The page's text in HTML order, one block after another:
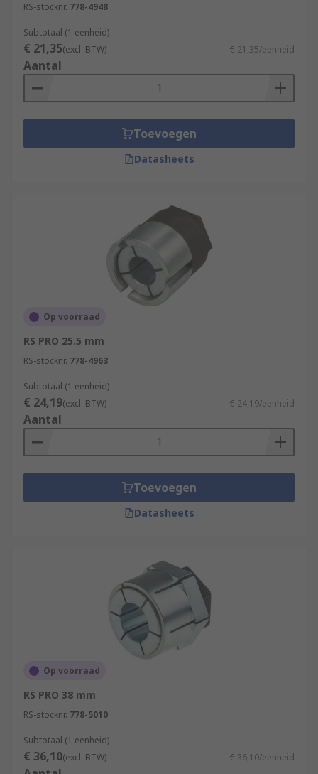
RS-stocknr. 778-4948
Subtotaal (1 eenheid)
€ 21,35(excl. BTW) € 21,35/eenheid
Aantal
Toevoegen
Datasheets
Op voorraad
RS PRO 25.5 mm
RS-stocknr. 778-4963
Subtotaal (1 eenheid)
€ 24,19(excl. BTW) € 24,19/eenheid
Aantal
Toevoegen
Datasheets
Op voorraad
RS PRO 38 mm
RS-stocknr. 778-5010
Subtotaal (1 eenheid)
€ 36,10(excl. BTW) € 36,10/eenheid